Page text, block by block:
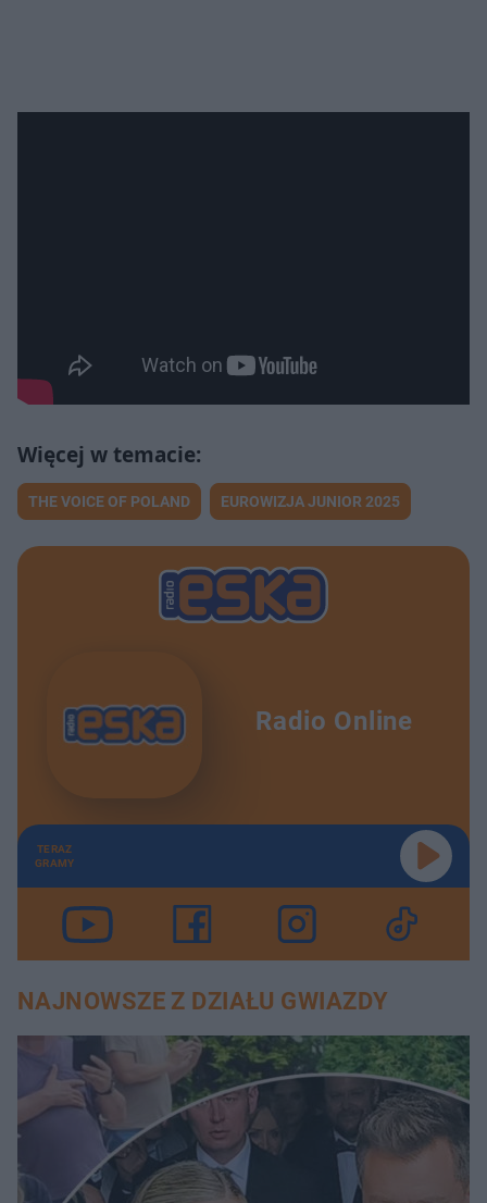
THE VOICE OF POLAND EUROWIZJA JUNIOR 2025
Radio Online
TERAZ
GRAMY
NAJNOWSZE Z DZIAŁU GWIAZDY